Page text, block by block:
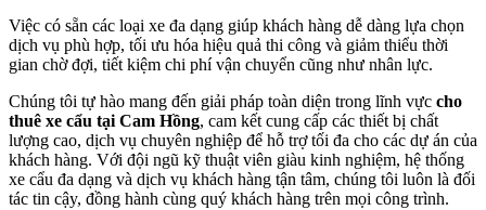
Việc có sẵn các loại xe đa dạng giúp khách hàng dễ dàng lựa chọn
dịch vụ phù hợp, tối ưu hóa hiệu quả thi công và giảm thiểu thời
gian chờ đợi, tiết kiệm chi phí vận chuyển cũng như nhân lực.
Chúng tôi tự hào mang đến giải pháp toàn diện trong lĩnh vực cho
thuê xe cẩu tại Cam Hồng, cam kết cung cấp các thiết bị chất
lượng cao, dịch vụ chuyên nghiệp để hỗ trợ tối đa cho các dự án của
khách hàng. Với đội ngũ kỹ thuật viên giàu kinh nghiệm, hệ thống
xe cẩu đa dạng và dịch vụ khách hàng tận tâm, chúng tôi luôn là đối
tác tin cậy, đồng hành cùng quý khách hàng trên mọi công trình.